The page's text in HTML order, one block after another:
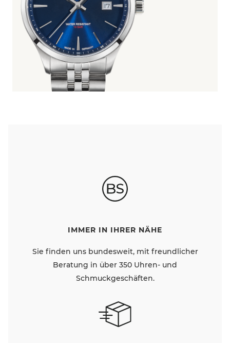
IMMER IN IHRER NÄHE
Sie finden uns bundesweit, mit freundlicher
Beratung in über 350 Uhren- und
Schmuckgeschäften.